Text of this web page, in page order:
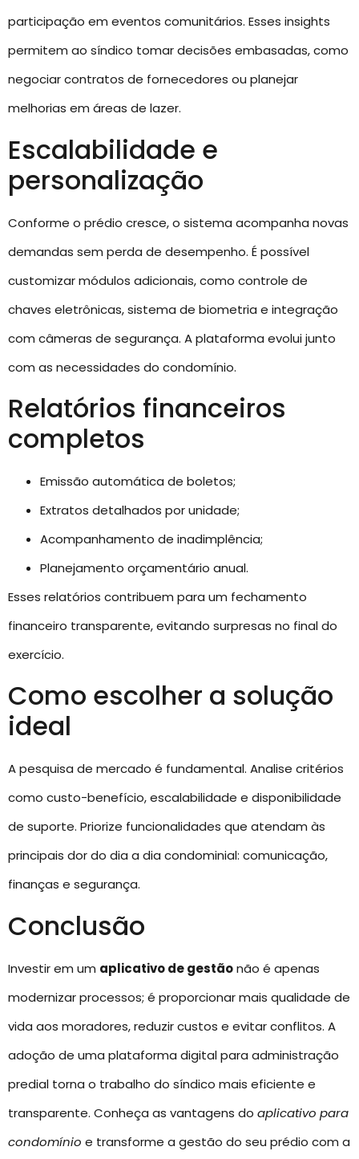
participação em eventos comunitários. Esses insights
permitem ao síndico tomar decisões embasadas, como
negociar contratos de fornecedores ou planejar
melhorias em áreas de lazer.
Escalabilidade e
personalização
Conforme o prédio cresce, o sistema acompanha novas
demandas sem perda de desempenho. É possível
customizar módulos adicionais, como controle de
chaves eletrônicas, sistema de biometria e integração
com câmeras de segurança. A plataforma evolui junto
com as necessidades do condomínio.
Relatórios financeiros
completos
Emissão automática de boletos;
Extratos detalhados por unidade;
Acompanhamento de inadimplência;
Planejamento orçamentário anual.
Esses relatórios contribuem para um fechamento
financeiro transparente, evitando surpresas no final do
exercício.
Como escolher a solução
ideal
A pesquisa de mercado é fundamental. Analise critérios
como custo-benefício, escalabilidade e disponibilidade
de suporte. Priorize funcionalidades que atendam às
principais dor do dia a dia condominial: comunicação,
finanças e segurança.
Conclusão
Investir em um aplicativo de gestãonão é apenas
modernizar processos; é proporcionar mais qualidade de
vida aos moradores, reduzir custos e evitar conflitos. A
adoção de uma plataforma digital para administração
predial torna o trabalho do síndico mais eficiente e
transparente. Conheça as vantagens do aplicativo para
condomínio e transforme a gestão do seu prédio com a